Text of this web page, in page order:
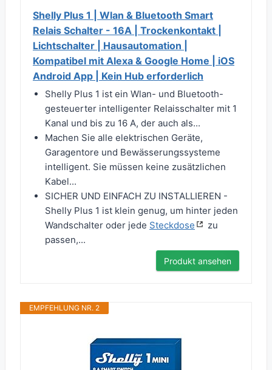
Shelly Plus 1 | Wlan & Bluetooth Smart
Relais Schalter - 16A | Trockenkontakt |
Lichtschalter | Hausautomation |
Kompatibel mit Alexa & Google Home | iOS
Android App | Kein Hub erforderlich
Shelly Plus 1 ist ein Wlan- und Bluetooth-
gesteuerter intelligenter Relaisschalter mit 1
Kanal und bis zu 16 A, der auch als...
Machen Sie alle elektrischen Geräte,
Garagentore und Bewässerungssysteme
intelligent. Sie müssen keine zusätzlichen
Kabel...
SICHER UND EINFACH ZU INSTALLIEREN -
Shelly Plus 1 ist klein genug, um hinter jeden
Wandschalter oder jede Steckdose
zu
passen,...
Produkt ansehen
EMPFEHLUNG NR. 2